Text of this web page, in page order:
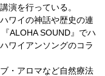
演を行っている。
ワイの神話や歴史の連
ALOHA SOUND』でハ
ワイアンソングのコラ
・アロマなど自然療法